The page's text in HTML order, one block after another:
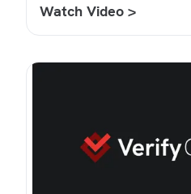
Watch Video >